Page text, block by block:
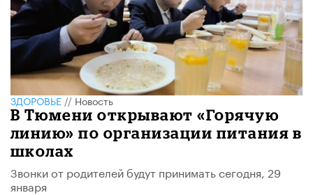
ЗДОРОВЬЕ//Новость
В Тюмени открывают «Горячую
линию» по организации питания в
школах
Звонки от родителей будут принимать сегодня, 29
января